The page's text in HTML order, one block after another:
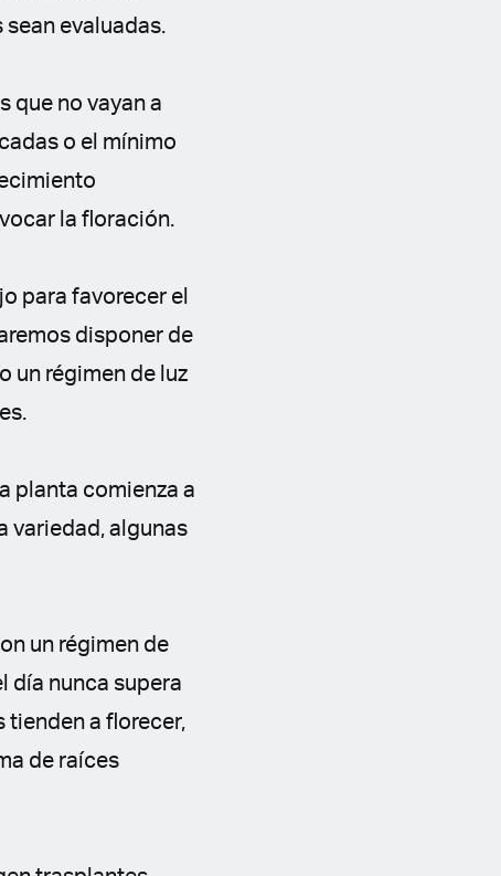
evaluadas.
que no vayan a
o el mínimo
la floración.
para favorecer el
disponer de
un régimen de luz
planta comienza a
variedad, algunas
un régimen de
día nunca supera
tienden a florecer,
de raíces